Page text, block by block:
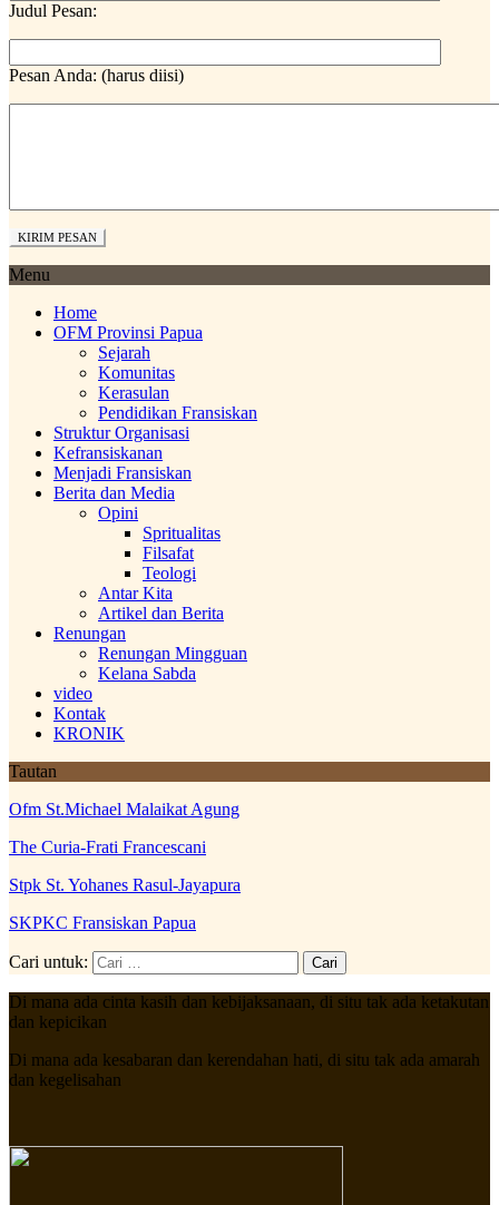
Judul Pesan:
Pesan Anda: (harus diisi)
Menu
Home
OFM Provinsi Papua
Sejarah
Komunitas
Kerasulan
Pendidikan Fransiskan
Struktur Organisasi
Kefransiskanan
Menjadi Fransiskan
Berita dan Media
Opini
Spritualitas
Filsafat
Teologi
Antar Kita
Artikel dan Berita
Renungan
Renungan Mingguan
Kelana Sabda
video
Kontak
KRONIK
Tautan
Ofm St.Michael Malaikat Agung
The Curia-Frati Francescani
Stpk St. Yohanes Rasul-Jayapura
SKPKC Fransiskan Papua
Cari untuk:
Di mana ada cinta kasih dan kebijaksanaan, di situ tak ada ketakutan
dan kepicikan
Di mana ada kesabaran dan kerendahan hati, di situ tak ada amarah
dan kegelisahan